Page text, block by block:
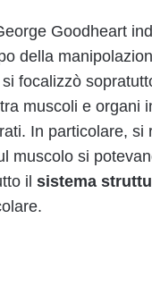
Goodheart
della
focalizzò
tra muscoli e organi
In particolare, si
muscolo si
il sistema